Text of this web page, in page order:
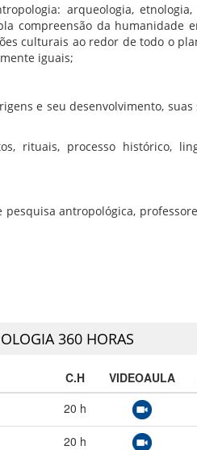
arqueologia, etnologia,
compreensão da humanidade
culturais ao redor de todo o
iguais;
e seu desenvolvimento, suas
rituais, processo histórico,
antropológica,
360 HORAS
C.H VIDEOAULA
20 h
20 h